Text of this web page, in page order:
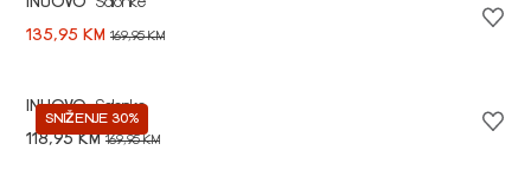
135,95 KM 169,95 KM
SNIŽENJE 30%
INUOVO Salonke
118,95 KM169,95 KM